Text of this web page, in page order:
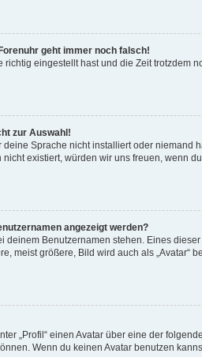
geht immer noch falsch!
eingestellt hast und die Zeit trotzdem
zur Auswahl!
Sprache nicht installiert oder
existiert, würden wir uns freuen, wenn
angezeigt werden?
deinem Benutzernamen stehen. Eines
meist größere, Bild wird auch als
„Profil“ einen Avatar über eine der
Wenn du keinen Avatar benutzen